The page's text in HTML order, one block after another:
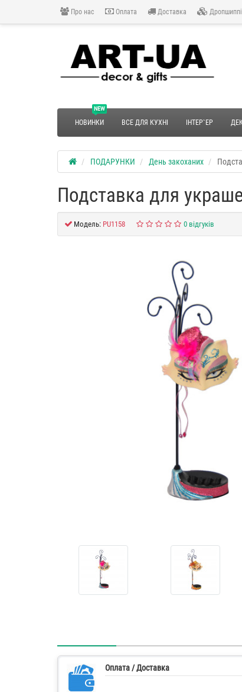
Про нас Оплата Доставка
NEW
НОВИНКИ ВСЕ ДЛЯ КУХНІ ІНТЕР`ЕР
ПОДАРУНКИ День закоханих
Подставка для
Модель: PU1158 0 відгуків
Оплата / Доставка